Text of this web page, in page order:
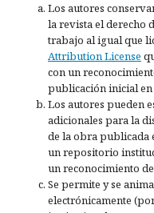
Los autores
la revista el derecho
trabajo al igual que
Attribution License
con un
publicación inicial en
Los autores pueden
adicionales para la
de la obra publicada
un repositorio
un reconocimiento
Se permite y se
electrónicamente